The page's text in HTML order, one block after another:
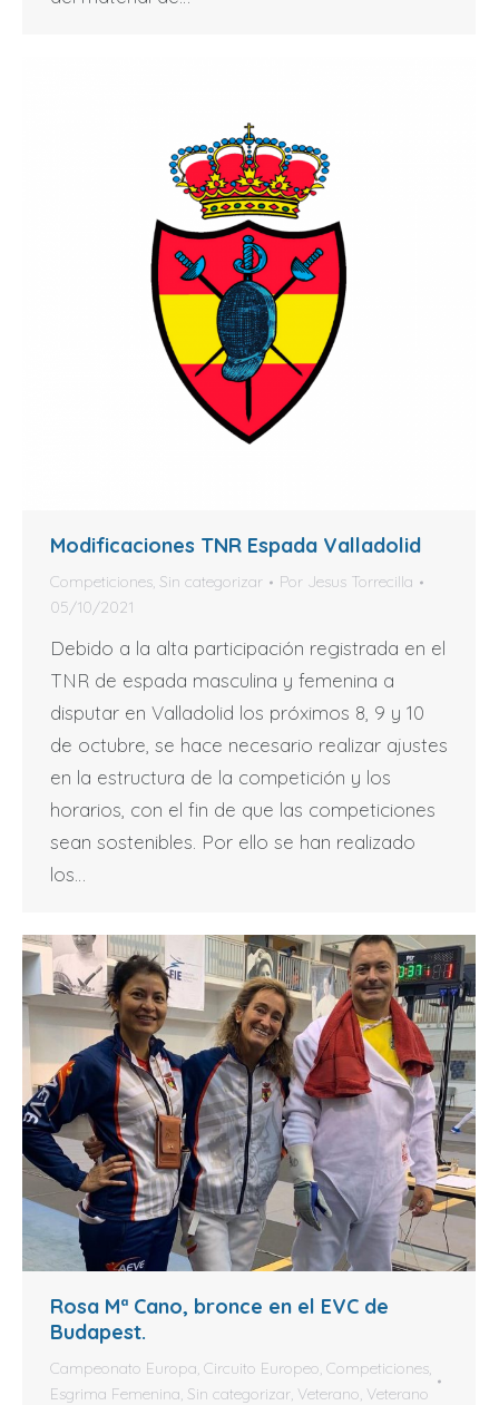
Modificaciones TNR Espada Valladolid
Competiciones, Sin categorizar Por Jesus Torrecilla
05/10/2021
Debido a la alta participación registrada en el
TNR de espada masculina y femenina a
disputar en Valladolid los próximos 8, 9 y 10
de octubre, se hace necesario realizar ajustes
en la estructura de la competición y los
horarios, con el fin de que las competiciones
sean sostenibles. Por ello se han realizado
los…
Rosa Mª Cano, bronce en el EVC de
Budapest.
Campeonato Europa, Circuito Europeo, Competiciones,
Esgrima Femenina, Sin categorizar, Veterano, Veterano